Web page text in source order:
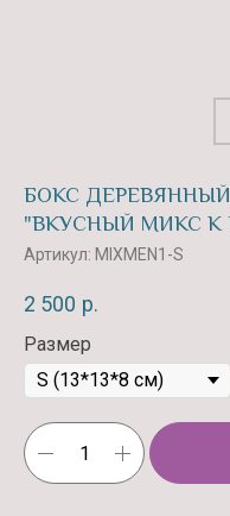
БОКС
"ВКУСНЫЙ МИКС К
Артикул: MIXMEN1-S
2 500 р.
Размер
ЗАКАЖИТЕ У